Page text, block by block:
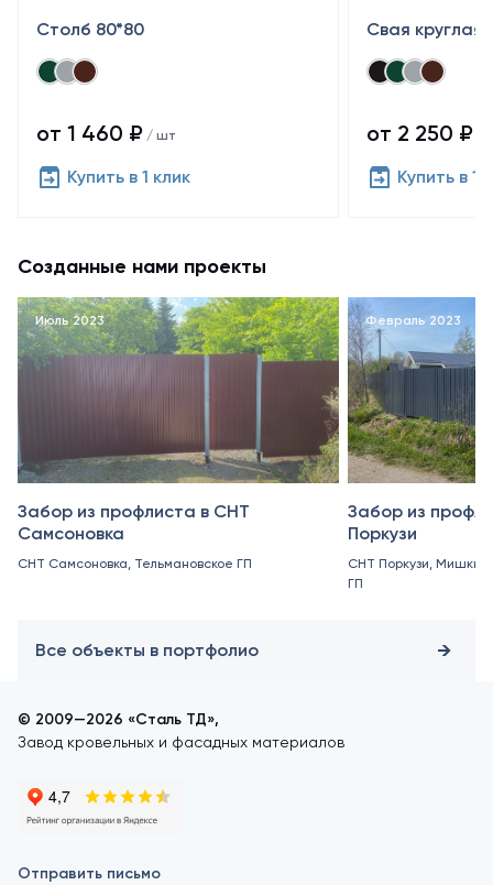
Столб 80*80
от 1 460 ₽ / шт
Купить в 1 клик
Свая круглая
от 2 250 ₽
Купить в 1
Созданные нами проекты
Июль 2023
Забор из профлиста в СНТ
Самсоновка
СНТ Самсоновка, Тельмановское ГП
Февраль 2023
Забор из
Поркузи
СНТ Поркузи,
ГП
Все объекты в портфолио
© 2009—2026 «Сталь ТД»,
Завод кровельных и фасадных материалов
Отправить письмо